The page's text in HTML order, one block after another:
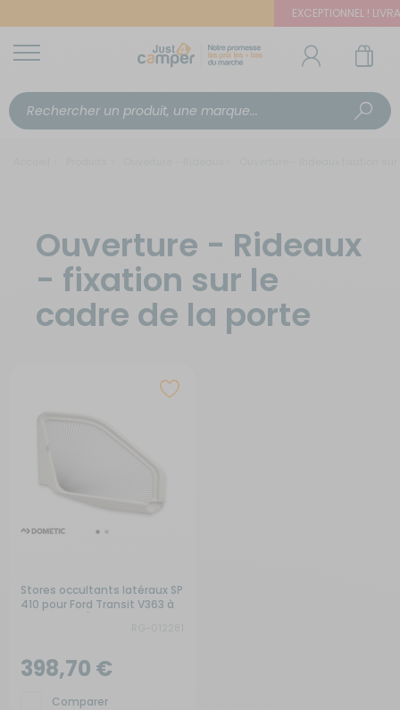
EXCEPTIONNEL !
Ouverture - Rideaux
- fixation sur le
cadre de la porte
Stores occultants latéraux SP
410 pour Ford Transit V363 à
398,70 €
Comparer